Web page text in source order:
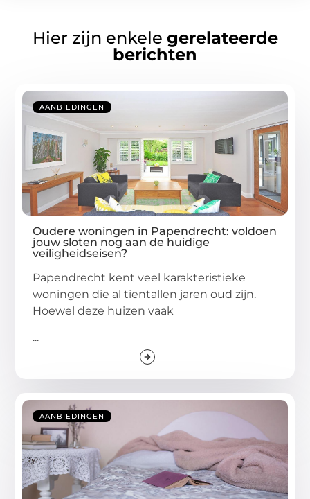
Hier zijn enkele gerelateerde
berichten
AANBIEDINGEN
Oudere woningen in Papendrecht: voldoen
jouw sloten nog aan de huidige
veiligheidseisen?
Papendrecht kent veel karakteristieke
woningen die al tientallen jaren oud zijn.
Hoewel deze huizen vaak
...
AANBIEDINGEN